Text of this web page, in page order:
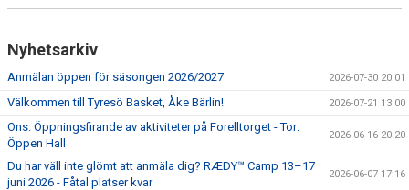
Nyhetsarkiv
Anmälan öppen för säsongen 2026/2027 2026-07-30 20:01
Välkommen till Tyresö Basket, Åke Bärlin! 2026-07-21 13:00
Ons: Öppningsfirande av aktiviteter på Forelltorget - Tor:
Öppen Hall
2026-06-16 20:20
Du har väll inte glömt att anmäla dig? RÆDY™ Camp 13–17
juni 2026 - Fåtal platser kvar
2026-06-07 17:16